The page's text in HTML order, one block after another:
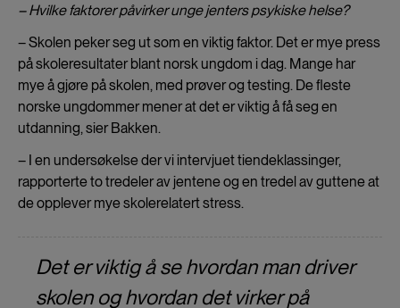
– Hvilke faktorer påvirker unge jenters psykiske helse?
– Skolen peker seg ut som en viktig faktor. Det er mye press
på skoleresultater blant norsk ungdom i dag. Mange har
mye å gjøre på skolen, med prøver og testing. De fleste
norske ungdommer mener at det er viktig å få seg en
utdanning, sier Bakken.
– I en undersøkelse der vi intervjuet tiendeklassinger,
rapporterte to tredeler av jentene og en tredel av guttene at
de opplever mye skolerelatert stress.
Det er viktig å se hvordan man driver
skolen og hvordan det virker på